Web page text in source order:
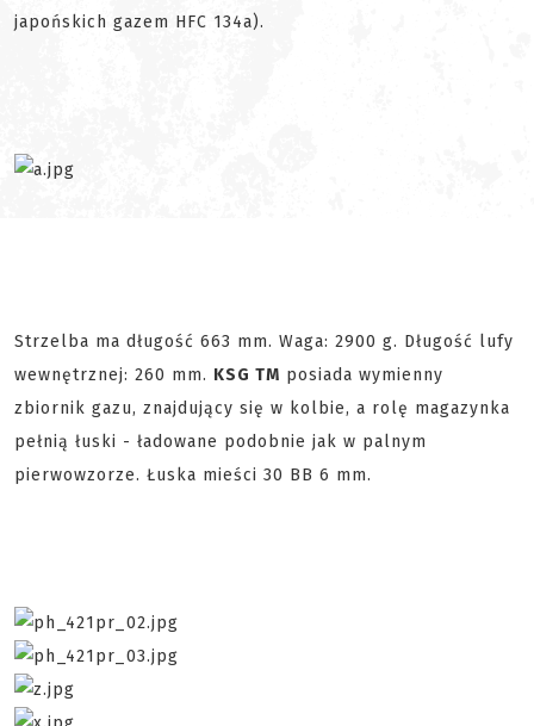
japońskich gazem HFC 134a).
Strzelba ma długość 663 mm. Waga: 2900 g. Długość lufy
wewnętrznej: 260 mm. KSG TM posiada wymienny
zbiornik gazu, znajdujący się w kolbie, a rolę magazynka
pełnią łuski - ładowane podobnie jak w palnym
pierwowzorze. Łuska mieści 30 BB 6 mm.